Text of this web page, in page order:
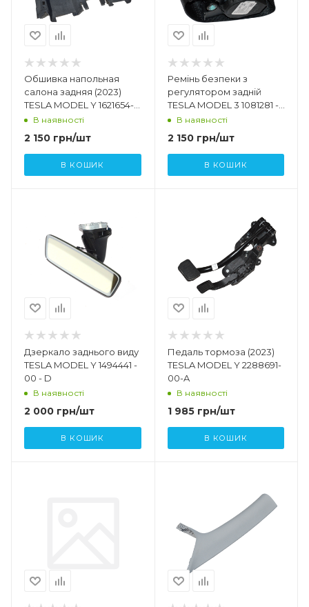
Обшивка напольная
салона задняя (2023)
TESLA MODEL Y 1621654-
98-CВ наявності
2 150 грн/шт
В КОШИК
Ремінь безпеки з
регулятором задній
TESLA MODEL 3 1081281 -
01 - F 1081281 - 01 - D
В наявності
2 150грн/шт
В КОШИК
Дзеркало заднього виду
TESLA MODEL Y 1494441 -
00 - D
В наявності
2 000 грн/шт
В КОШИК
Педаль тормоза (2023)
TESLA MODEL Y 2288691-
00-A
В наявності
1 985грн/шт
В КОШИК